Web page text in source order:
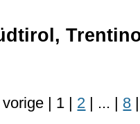
vorige | 1 | 2 | ... | 8 |